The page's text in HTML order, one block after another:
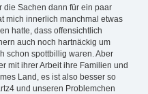
die Sachen dann für ein paar
mich innerlich manchmal etwas
hatte, dass offensichtlich
auch noch hartnäckig um
schon spottbillig waren. Aber
mit ihrer Arbeit ihre Familien und
Land, es ist also besser so
und unseren Problemchen